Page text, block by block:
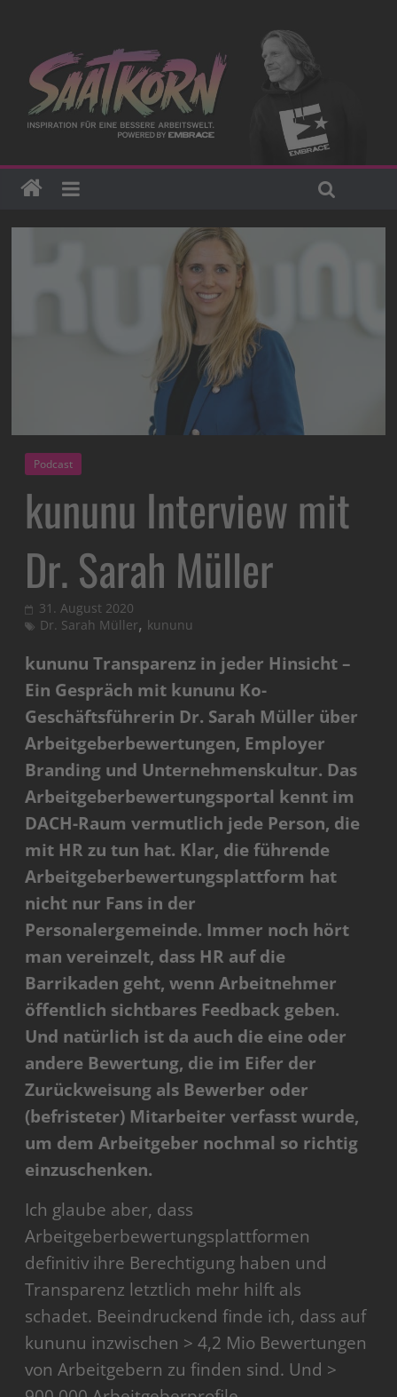
Podcast
kununu Interview mit
Dr. Sarah Müller
31. August 2020
Dr. Sarah Müller, kununu
kununu Transparenz in jeder Hinsicht –
Ein Gespräch mit kununu Ko-
Geschäftsführerin Dr. Sarah Müller über
Arbeitgeberbewertungen, Employer
Branding und Unternehmenskultur. Das
Arbeitgeberbewertungsportal kennt im
DACH-Raum vermutlich jede Person, die
mit HR zu tun hat. Klar, die führende
Arbeitgeberbewertungsplattform hat
nicht nur Fans in der
Personalergemeinde. Immer noch hört
man vereinzelt, dass HR auf die
Barrikaden geht, wenn Arbeitnehmer
öffentlich sichtbares Feedback geben.
Und natürlich ist da auch die eine oder
andere Bewertung, die im Eifer der
Zurückweisung als Bewerber oder
(befristeter) Mitarbeiter verfasst wurde,
um dem Arbeitgeber nochmal so richtig
einzuschenken.
Ich glaube aber, dass
Arbeitgeberbewertungsplattformen
definitiv ihre Berechtigung haben und
Transparenz letztlich mehr hilft als
schadet. Beeindruckend finde ich, dass auf
kununu inzwischen > 4,2 Mio Bewertungen
von Arbeitgebern zu finden sind. Und >